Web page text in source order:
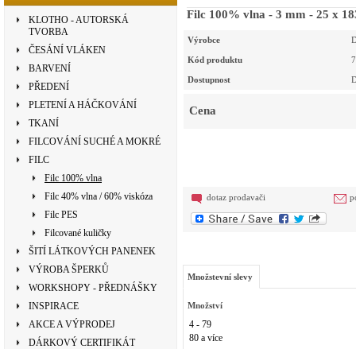
KLOTHO - AUTORSKÁ
TVORBA
ČESÁNÍ VLÁKEN
BARVENÍ
PŘEDENÍ
PLETENÍ A HÁČKOVÁNÍ
TKANÍ
FILCOVÁNÍ SUCHÉ A MOKRÉ
FILC
Filc 100% vlna
Filc 40% vlna / 60% viskóza
Filc PES
Filcované kuličky
ŠITÍ LÁTKOVÝCH PANENEK
VÝROBA ŠPERKŮ
WORKSHOPY - PŘEDNÁŠKY
INSPIRACE
AKCE A VÝPRODEJ
DÁRKOVÝ CERTIFIKÁT
Filc 100% vlna - 3 mm - 25 x
Výrobce
Kód produktu
Dostupnost
Cena
dotaz prodavači
Množstevní slevy
Množství
4 - 79
80 a více